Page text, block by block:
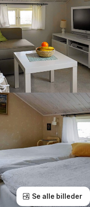
Se alle billeder